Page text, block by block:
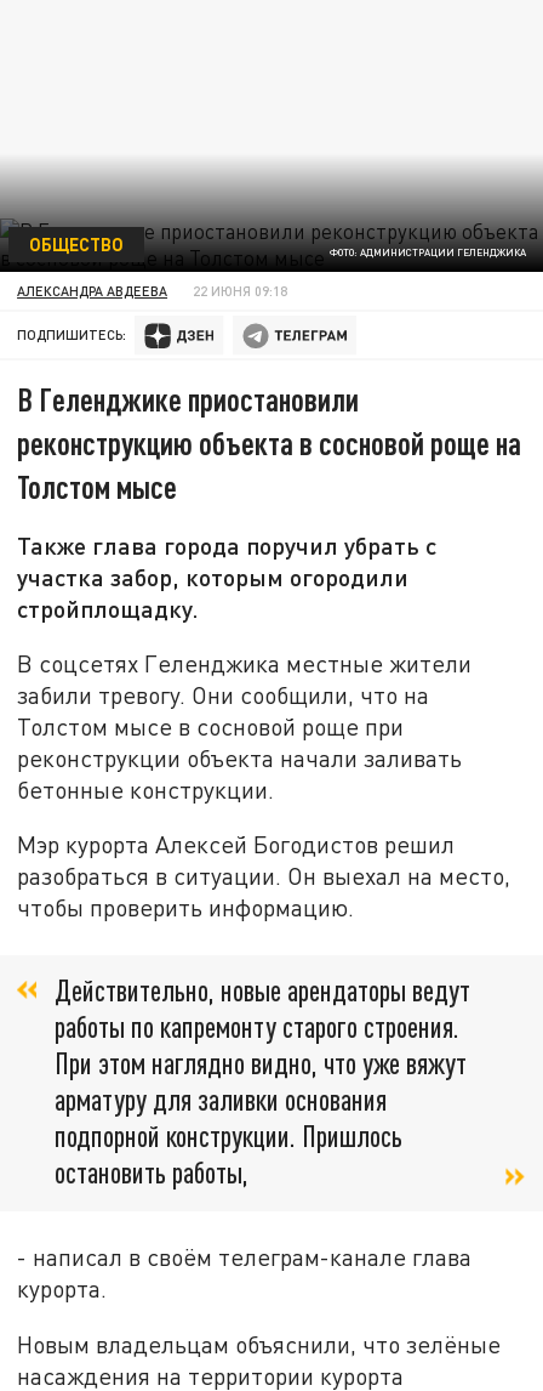
ФОТО: АДМИНИСТРАЦИИ ГЕЛЕНДЖИКА
ОБЩЕСТВО
АЛЕКСАНДРА АВДЕЕВА 22 ИЮНЯ 09:18
ПОДПИШИТЕСЬ:
В Геленджике приостановили
реконструкцию объекта в сосновой роще на
Толстом мысе
Также глава города поручил убрать с
участка забор, которым огородили
стройплощадку.
В соцсетях Геленджика местные жители
забили тревогу. Они сообщили, что на
Толстом мысе в сосновой роще при
реконструкции объекта начали заливать
бетонные конструкции.
Мэр курорта Алексей Богодистов решил
разобраться в ситуации. Он выехал на место,
чтобы проверить информацию.
Действительно, новые арендаторы ведут
работы по капремонту старого строения.
При этом наглядно видно, что уже вяжут
арматуру для заливки основания
подпорной конструкции. Пришлось
остановить работы,
- написал в своём телеграм-канале глава
курорта.
Новым владельцам объяснили, что зелёные
насаждения на территории курорта